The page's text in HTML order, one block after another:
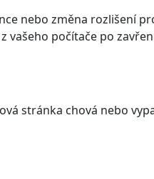
nebo změna rozlišení
vašeho počítače po
stránka chová nebo